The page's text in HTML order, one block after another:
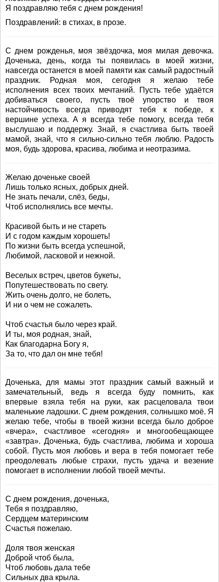
Я поздравляю тебя с днем рождения!
Поздравлений: в стихах, в прозе.
С днем рожденья, моя звёздочка, моя милая девочка.
Доченька, день, когда ты появилась в моей жизни,
навсегда останется в моей памяти как самый радостный
праздник. Родная моя, сегодня я желаю тебе
исполнения всех твоих мечтаний. Пусть тебе удаётся
добиваться своего, пусть твоё упорство и твоя
настойчивость всегда приводят тебя к победе, к
вершине успеха. А я всегда тебе помогу, всегда тебя
выслушаю и поддержу. Знай, я счастлива быть твоей
мамой, знай, что я сильно-сильно тебя люблю. Радость
моя, будь здорова, красива, любима и неотразима.
Желаю доченьке своей
Лишь только ясных, добрых дней.
Не знать печали, слёз, беды,
Чтоб исполнялись все мечты.
Красивой быть и не стареть
И с годом каждым хорошеть!
По жизни быть всегда успешной,
Любимой, ласковой и нежной.
Веселых встреч, цветов букеты,
Попутешествовать по свету.
Жить очень долго, не болеть,
И ни о чем не сожалеть.
Чтоб счастья было через край.
И ты, моя родная, знай,
Как благодарна Богу я,
За то, что дал он мне тебя!
Доченька, для мамы этот праздник самый важный и
замечательный, ведь я всегда буду помнить, как
впервые взяла тебя на руки, как расцеловала твои
маленькие ладошки. С днем рождения, солнышко моё. Я
желаю тебе, чтобы в твоей жизни всегда было доброе
«вчера», счастливое «сегодня» и многообещающее
«завтра». Доченька, будь счастлива, любима и хороша
собой. Пусть моя любовь и вера в тебя помогает тебе
преодолевать любые страхи, пусть удача и везение
помогает в исполнении любой твоей мечты.
С днем рождения, доченька,
Тебя я поздравляю,
Сердцем материнским
Счастья пожелаю.
Доля твоя женская
Доброй чтоб была,
Чтоб любовь дала тебе
Сильных два крыла.